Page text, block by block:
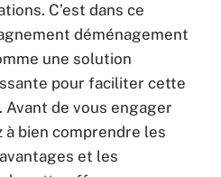
C’est dans ce
déménagement
une solution
pour faciliter cette
Avant de vous engager
à bien comprendre les
et les